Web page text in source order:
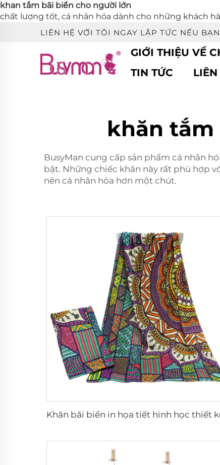
khan tắm bãi biển cho người lớn
chất lượng tốt, cá nhân hóa dành cho những khách
LIÊN HỆ VỚI TÔI NGAY LẬP TỨC NẾU
GIỚI THIỆU VỀ
TIN TỨC
LIÊN
khăn tắm
BusyMan cung cấp sản phẩm cá nhân
bật. Những chiếc khăn này rất phù hợp
nên cá nhân hóa hơn một chút.